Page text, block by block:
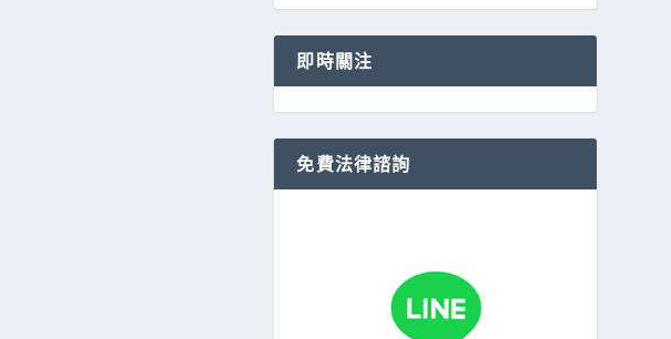
即時關注
免費法律諮詢